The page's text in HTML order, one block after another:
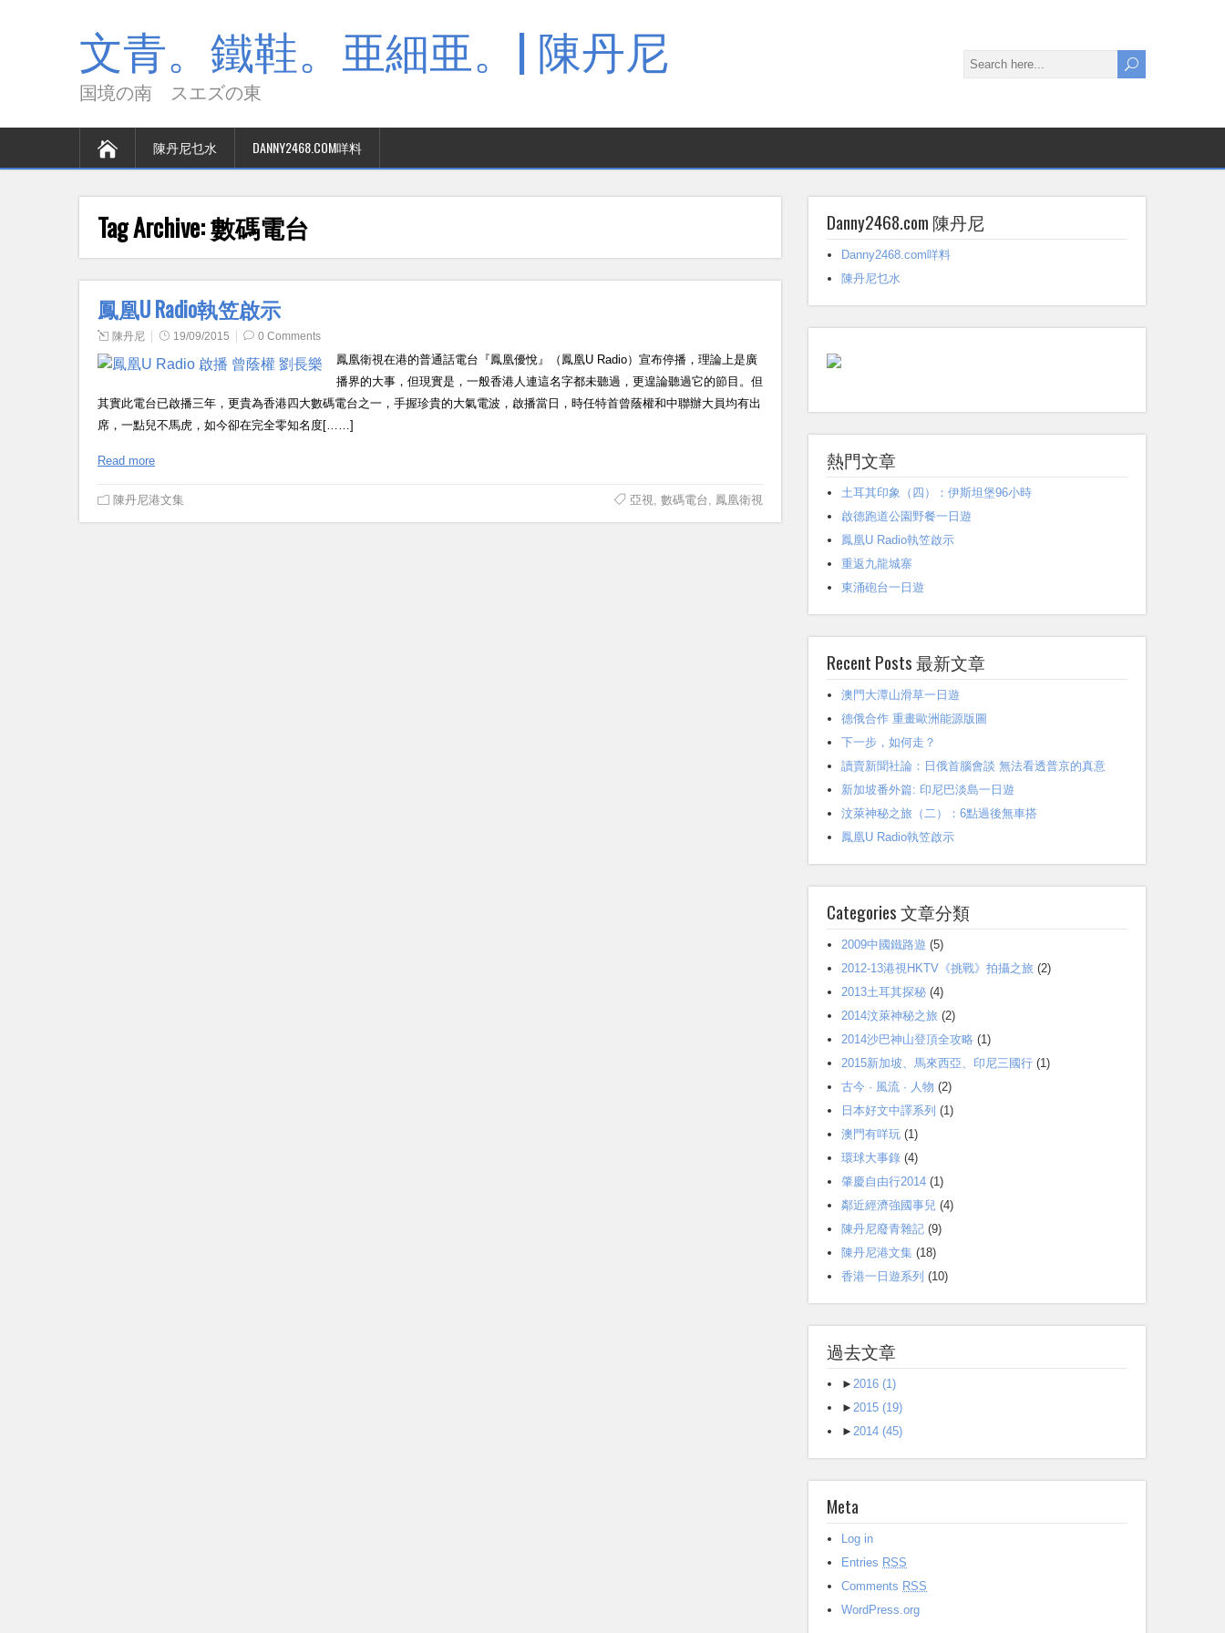
文青。鐵鞋。亜細亜。| 陳丹尼
国境の南 スエズの東
陳丹尼乜水 DANNY2468.COM咩料
Tag Archive:數碼電台
鳳凰U Radio執笠啟示
陳丹尼 19/09/2015 0 Comments
鳳凰衛視在港的普通話電台『鳳凰優悅』（鳳凰U Radio）宣布停播，理論上是廣
播界的大事，但現實是，一般香港人連這名字都未聽過，更遑論聽過它的節目。但
其實此電台已啟播三年，更貴為香港四大數碼電台之一，手握珍貴的大氣電波，啟播當日，時任特首曾蔭權和中聯辦大員均有出
席，一點兒不馬虎，如今卻在完全零知名度[……]
Read more
陳丹尼港文集 亞視, 數碼電台, 鳳凰衛視
Danny2468.com 陳丹尼
Danny2468.com咩料
陳丹尼乜水
熱門文章
土耳其印象（四）：伊斯坦堡96小時
啟德跑道公園野餐一日遊
鳳凰U Radio執笠啟示
重返九龍城寨
東涌砲台一日遊
Recent Posts 最新文章
澳門大潭山滑草一日遊
德俄合作 重畫歐洲能源版圖
下一步，如何走？
讀賣新聞社論：日俄首腦會談 無法看透普京的真意
新加坡番外篇: 印尼巴淡島一日遊
汶萊神秘之旅（二）：6點過後無車搭
鳳凰U Radio執笠啟示
Categories 文章分類
2009中國鐵路遊 (5)
2012-13港視HKTV《挑戰》拍攝之旅 (2)
2013土耳其探秘 (4)
2014汶萊神秘之旅 (2)
2014沙巴神山登頂全攻略 (1)
2015新加坡、馬來西亞、印尼三國行 (1)
古今 · 風流 · 人物 (2)
日本好文中譯系列 (1)
澳門有咩玩 (1)
環球大事錄 (4)
肇慶自由行2014 (1)
鄰近經濟強國事兒 (4)
陳丹尼廢青雜記 (9)
陳丹尼港文集 (18)
香港一日遊系列 (10)
過去文章
► 2016 (1)
► 2015 (19)
► 2014 (45)
Meta
Log in
Entries RSS
Comments RSS
WordPress.org